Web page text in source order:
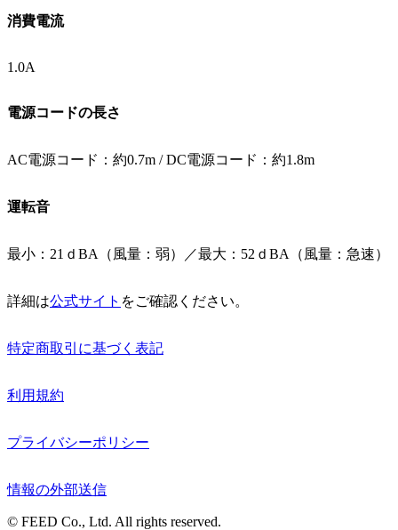
消費電流
1.0A
電源コードの長さ
AC電源コード：約0.7m / DC電源コード：約1.8m
運転音
最小：21ｄBA（風量：弱）／最大：52ｄBA（風量：急速）
詳細は公式サイト をご確認ください。
特定商取引に基づく表記
利用規約
プライバシーポリシー
情報の外部送信
© FEED Co., Ltd. All rights reserved.